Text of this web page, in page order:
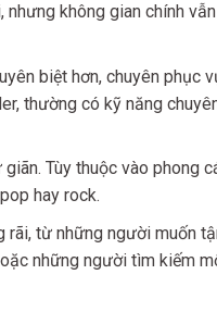
không gian chính
biệt hơn, chuyên phục
thường có kỹ năng
Tùy thuộc vào phong
hay rock.
rãi, từ những người muốn
những người tìm kiếm